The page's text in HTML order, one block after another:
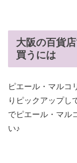
大阪の百貨
買うには
ピエール・マルコ
りピックアップし
でピエール・マル
い♪